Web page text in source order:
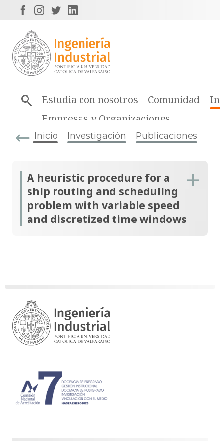
Estudia con nosotros Comunidad
Empresas y Organizaciones
Inicio Investigación Publicaciones
A heuristic procedure for a
ship routing and scheduling
problem with variable speed
and discretized time windows